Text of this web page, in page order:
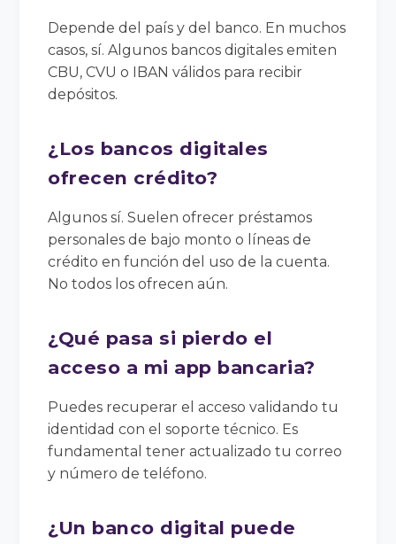
Depende del país y del banco. En muchos
casos, sí. Algunos bancos digitales emiten
CBU, CVU o IBAN válidos para recibir
depósitos.
¿Los bancos digitales
ofrecen crédito?
Algunos sí. Suelen ofrecer préstamos
personales de bajo monto o líneas de
crédito en función del uso de la cuenta.
No todos los ofrecen aún.
¿Qué pasa si pierdo el
acceso a mi app bancaria?
Puedes recuperar el acceso validando tu
identidad con el soporte técnico. Es
fundamental tener actualizado tu correo
y número de teléfono.
¿Un banco digital puede